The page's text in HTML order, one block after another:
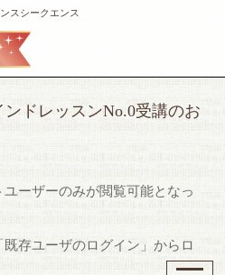
スシークエンス
ーザーのみが閲覧可能となっ
存ユーザのログイン」からロ